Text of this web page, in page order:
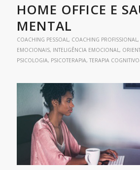
HOME OFFICE E
MENTAL
COACHING PESSOAL, COACHING PROFISSIONAL,
EMOCIONAIS, INTELIGÊNCIA EMOCIONAL,
PSICOLOGIA, PSICOTERAPIA, TERAPIA